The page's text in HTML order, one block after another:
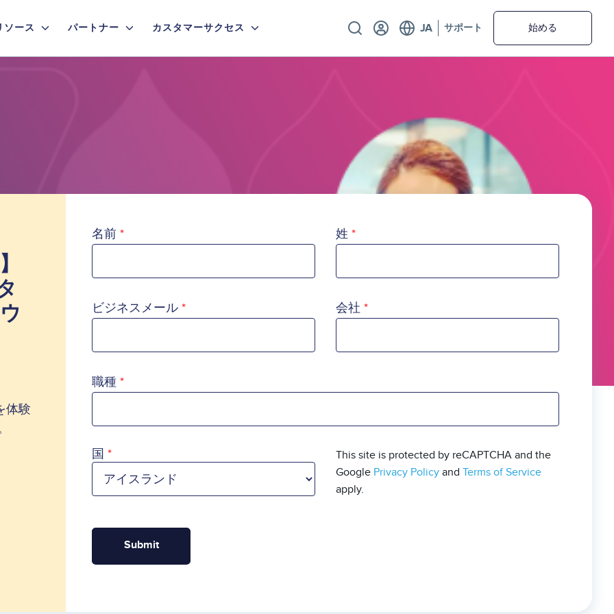
ソース パートナー カスタマーサクセス Utility サポート 始める
体験
名前 姓
ビジネスメール 会社
職種
国
国
This site is protected by reCAPTCHA and the
Google Privacy Policy andTerms of Service
apply.